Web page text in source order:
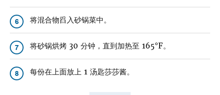
6 将混合物舀入砂锅菜中。
7 将砂锅烘烤 30 分钟，直到加热至 165°F。
8 每份在上面放上 1 汤匙莎莎酱。